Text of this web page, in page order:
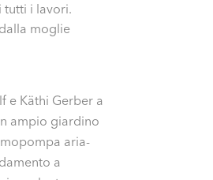
tutti i lavori.
moglie
e Käthi Gerber a
ampio giardino
aria-
a